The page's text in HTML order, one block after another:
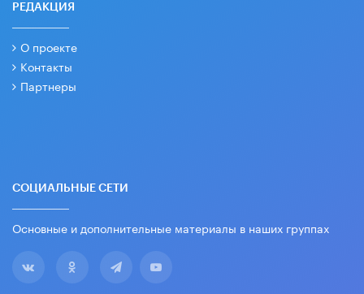
РЕДАКЦИЯ
О проекте
Контакты
Партнеры
СОЦИАЛЬНЫЕ СЕТИ
Основные и дополнительные материалы в наших группах